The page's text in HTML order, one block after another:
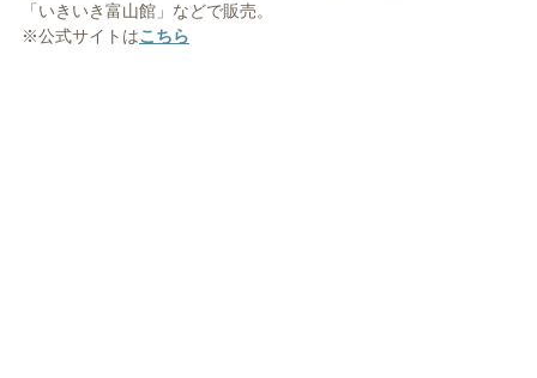
「いきいき富山館」などで販売。
※公式サイトはこちら